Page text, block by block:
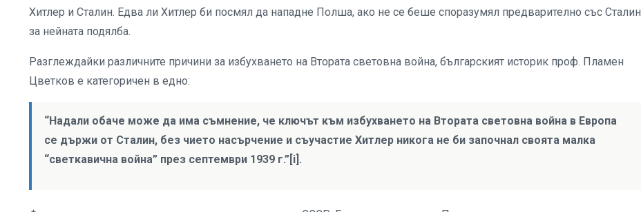
Хитлер и Сталин. Едва ли Хитлер би посмял да нападне Полша, ако не се беше споразумял предварително със Сталин
за нейната подялба.
Разглеждайки различните причини за избухването на Втората световна война, българският историк проф. Пламен
Цветков е категоричен в едно:
“Надали обаче може да има съмнение, че ключът към избухването на Втората световна война в Европа
се държи от Сталин, без чието насърчение и съучастие Хитлер никога не би започнал своята малка
“светкавична война” през септември 1939 г.”[i].